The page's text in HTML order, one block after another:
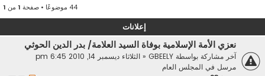
44 موضوعًا • صفحة 1 من 1
إعلانات
نعزي الأمة الإسلامية بوفاة السيد العلامة/ بدر الدين الحوثي
آخر مشاركة بواسطة GBEELY
« الثلاثاء ديسمبر 14, 2010 6:45 pm
مرسل في المجلس العام